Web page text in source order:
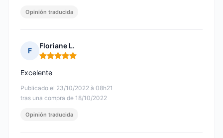
Opinión traducida
F
Floriane L.
Nota: 5 de 5
Publicado el 23/10/2022 à 08h21
tras una compra de 18/10/2022
Excelente
Opinión traducida